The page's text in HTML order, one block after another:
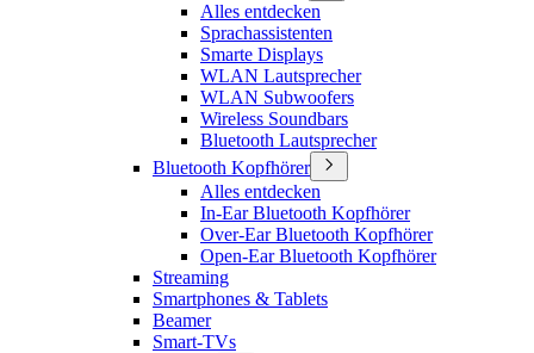
Alles entdecken
Sprachassistenten
Smarte Displays
WLAN Lautsprecher
WLAN Subwoofers
Wireless Soundbars
Bluetooth Lautsprecher
Bluetooth Kopfhörer
Alles entdecken
In-Ear Bluetooth Kopfhörer
Over-Ear Bluetooth Kopfhörer
Open-Ear Bluetooth Kopfhörer
Streaming
Smartphones & Tablets
Beamer
Smart-TVs